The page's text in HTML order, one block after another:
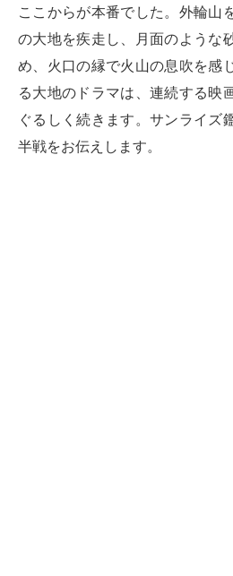
ここからが本番でした。外輪山
の大地を疾走し、月面のような
め、火口の縁で火山の息吹を感
る大地のドラマは、連続する映
ぐるしく続きます。サンライズ
半戦をお伝えします。